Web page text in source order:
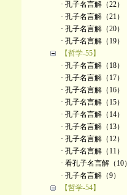
· 孔子名言解（22）
· 孔子名言解（21）
· 孔子名言解（20）
· 孔子名言解（19）
【哲学-55】
· 孔子名言解（18）
· 孔子名言解（17）
· 孔子名言解（16）
· 孔子名言解（15）
· 孔子名言解（14）
· 孔子名言解（13）
· 孔子名言解（12）
· 孔子名言解（11）
· 看孔子名言解（10）
· 孔子名言解（9）
【哲学-54】